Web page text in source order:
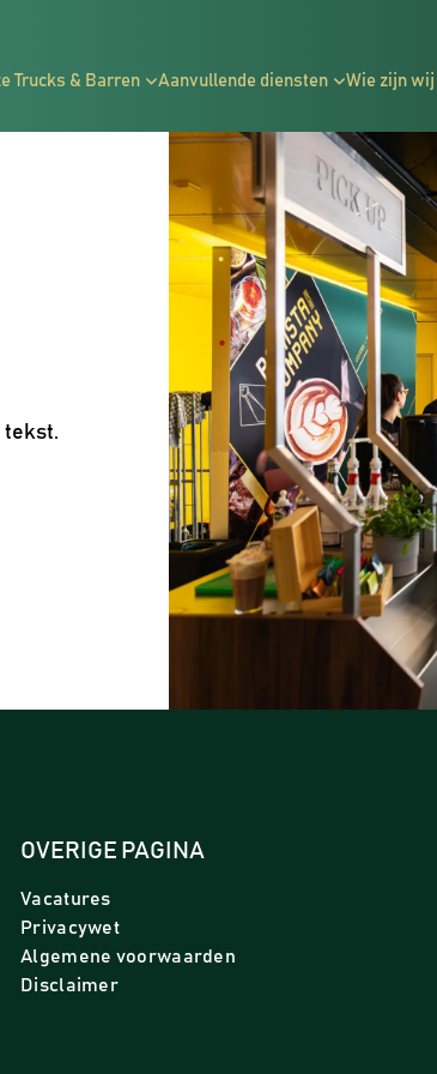
Trucks & Barren Aanvullende diensten Wie zijn wij
tekst.
OVERIGE PAGINA
Vacatures
Privacywet
Algemene voorwaarden
Disclaimer